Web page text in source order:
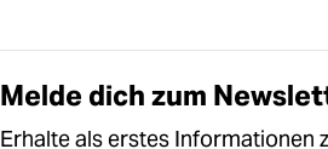
Melde dich zum
Erhalte als erstes Informationen